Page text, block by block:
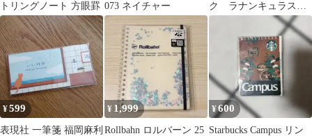
トリングノート 方眼罫 073 ネイチャー
ク ラナンキュラス
ミニ封筒 メモ ブル
¥599
表現社 一筆箋 福岡麻利
¥ 1,999
Rollbahn ロルバーン 25
¥600
Starbucks Campus リン